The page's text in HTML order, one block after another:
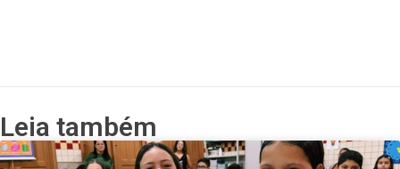
Leia também